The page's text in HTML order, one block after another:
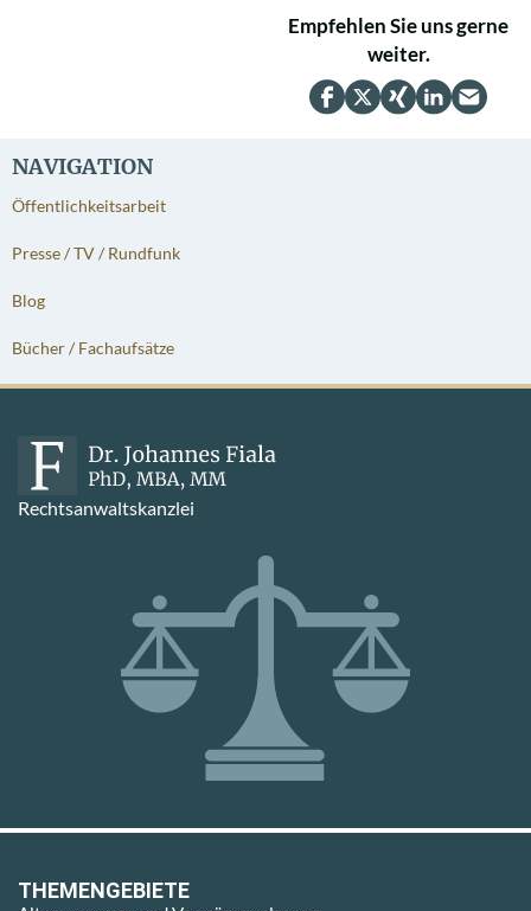
NAVIGATION
Öffentlichkeitsarbeit
Presse / TV / Rundfunk
Blog
Bücher / Fachaufsätze
Empfehlen Sie uns gerne
weiter.
Rechtsanwaltskanzlei
THEMENGEBIETE